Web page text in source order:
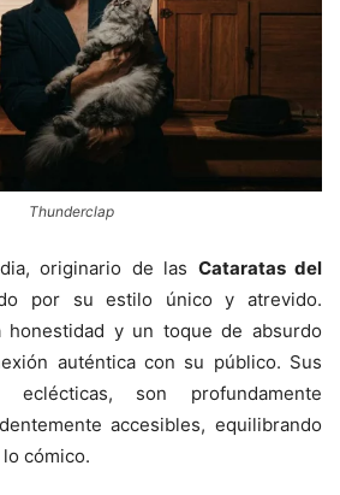
Thunderclap
originario de las Cataratas del
por su estilo único y atrevido.
honestidad y un toque de absurdo
auténtica con su público. Sus
eclécticas, son profundamente
accesibles, equilibrando
cómico.